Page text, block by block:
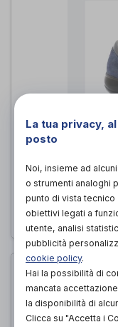
MANET BLU
di Podartis
PROVA E
La tua privacy,
posto
Noi, insieme ad
o strumenti analoghi
punto di vista
obiettivi legati a
utente, analisi
pubblicità
cookie policy.
Hai la possibilità di
mancata
la disponibilità di
Clicca su "Accetta i